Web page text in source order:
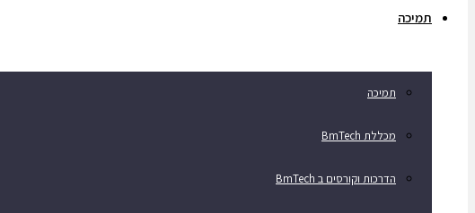
תמיכה
תמיכה
מכללת BmTech
הדרכות וקורסים ב BmTech